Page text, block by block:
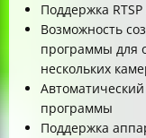
Поддержка
Возможность
программы для
нескольких
программы
Поддержка